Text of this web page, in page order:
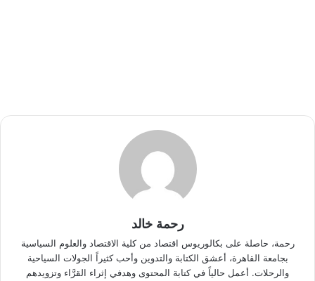
رحمة خالد
رحمة، حاصلة على بكالوريوس اقتصاد من كلية الاقتصاد والعلوم السياسية
بجامعة القاهرة، أعشق الكتابة والتدوين وأحب كثيراً الجولات السياحية
والرحلات. أعمل حالياً في كتابة المحتوى وهدفي إثراء القرَّاء وتزويدهم